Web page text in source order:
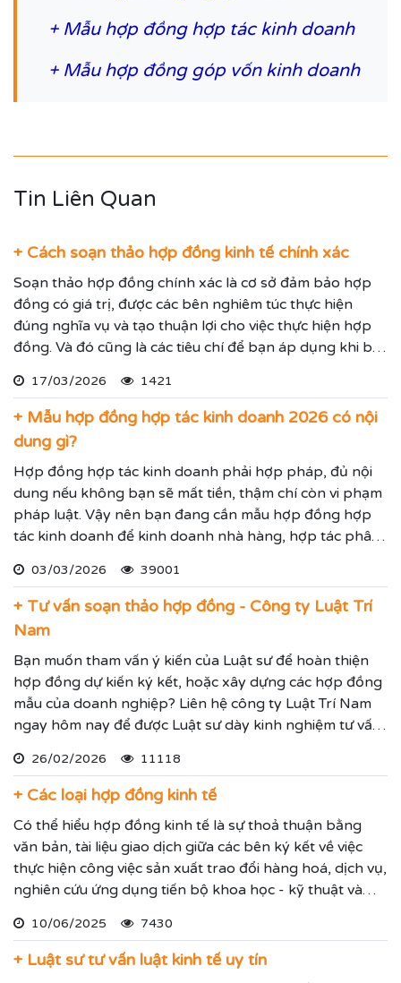
+ Mẫu hợp đồng hợp tác kinh doanh
+ Mẫu hợp đồng góp vốn kinh doanh
Tin Liên Quan
+ Cách soạn thảo hợp đồng kinh tế chính xác
Soạn thảo hợp đồng chính xác là cơ sở đảm bảo hợp
đồng có giá trị, được các bên nghiêm túc thực hiện
đúng nghĩa vụ và tạo thuận lợi cho việc thực hiện hợp
đồng. Và đó cũng là các tiêu chí để bạn áp dụng khi bắt
nghiệp bạn.
17/03/2026 1421
+ Mẫu hợp đồng hợp tác kinh doanh 2026 có nội
dung gì?
Hợp đồng hợp tác kinh doanh phải hợp pháp, đủ nội
dung nếu không bạn sẽ mất tiền, thậm chí còn vi phạm
pháp luật. Vậy nên bạn đang cần mẫu hợp đồng hợp
tác kinh doanh để kinh doanh nhà hàng, hợp tác phân
doanh hãy xem quy định mới về hợp đồng hợp tác kinh
doanh dưới đây.
03/03/2026 39001
+ Tư vấn soạn thảo hợp đồng - Công ty Luật Trí
Nam
Bạn muốn tham vấn ý kiến của Luật sư để hoàn thiện
hợp đồng dự kiến ký kết, hoặc xây dựng các hợp đồng
mẫu của doanh nghiệp? Liên hệ công ty Luật Trí Nam
ngay hôm nay để được Luật sư dày kinh nghiệm tư vấn
đảm bảo chặt chẽ và hợp lý nhất.
26/02/2026 11118
+ Các loại hợp đồng kinh tế
Có thể hiểu hợp đồng kinh tế là sự thoả thuận bằng
văn bản, tài liệu giao dịch giữa các bên ký kết về việc
thực hiện công việc sản xuất trao đổi hàng hoá, dịch vụ,
nghiên cứu ứng dụng tiến bộ khoa học - kỹ thuật và
định rõ ràng về quyền và nghĩa vụ của mỗi bên để xây
dựng và thực hiện kế hoạch của mình.
10/06/2025 7430
+ Luật sư tư vấn luật kinh tế uy tín